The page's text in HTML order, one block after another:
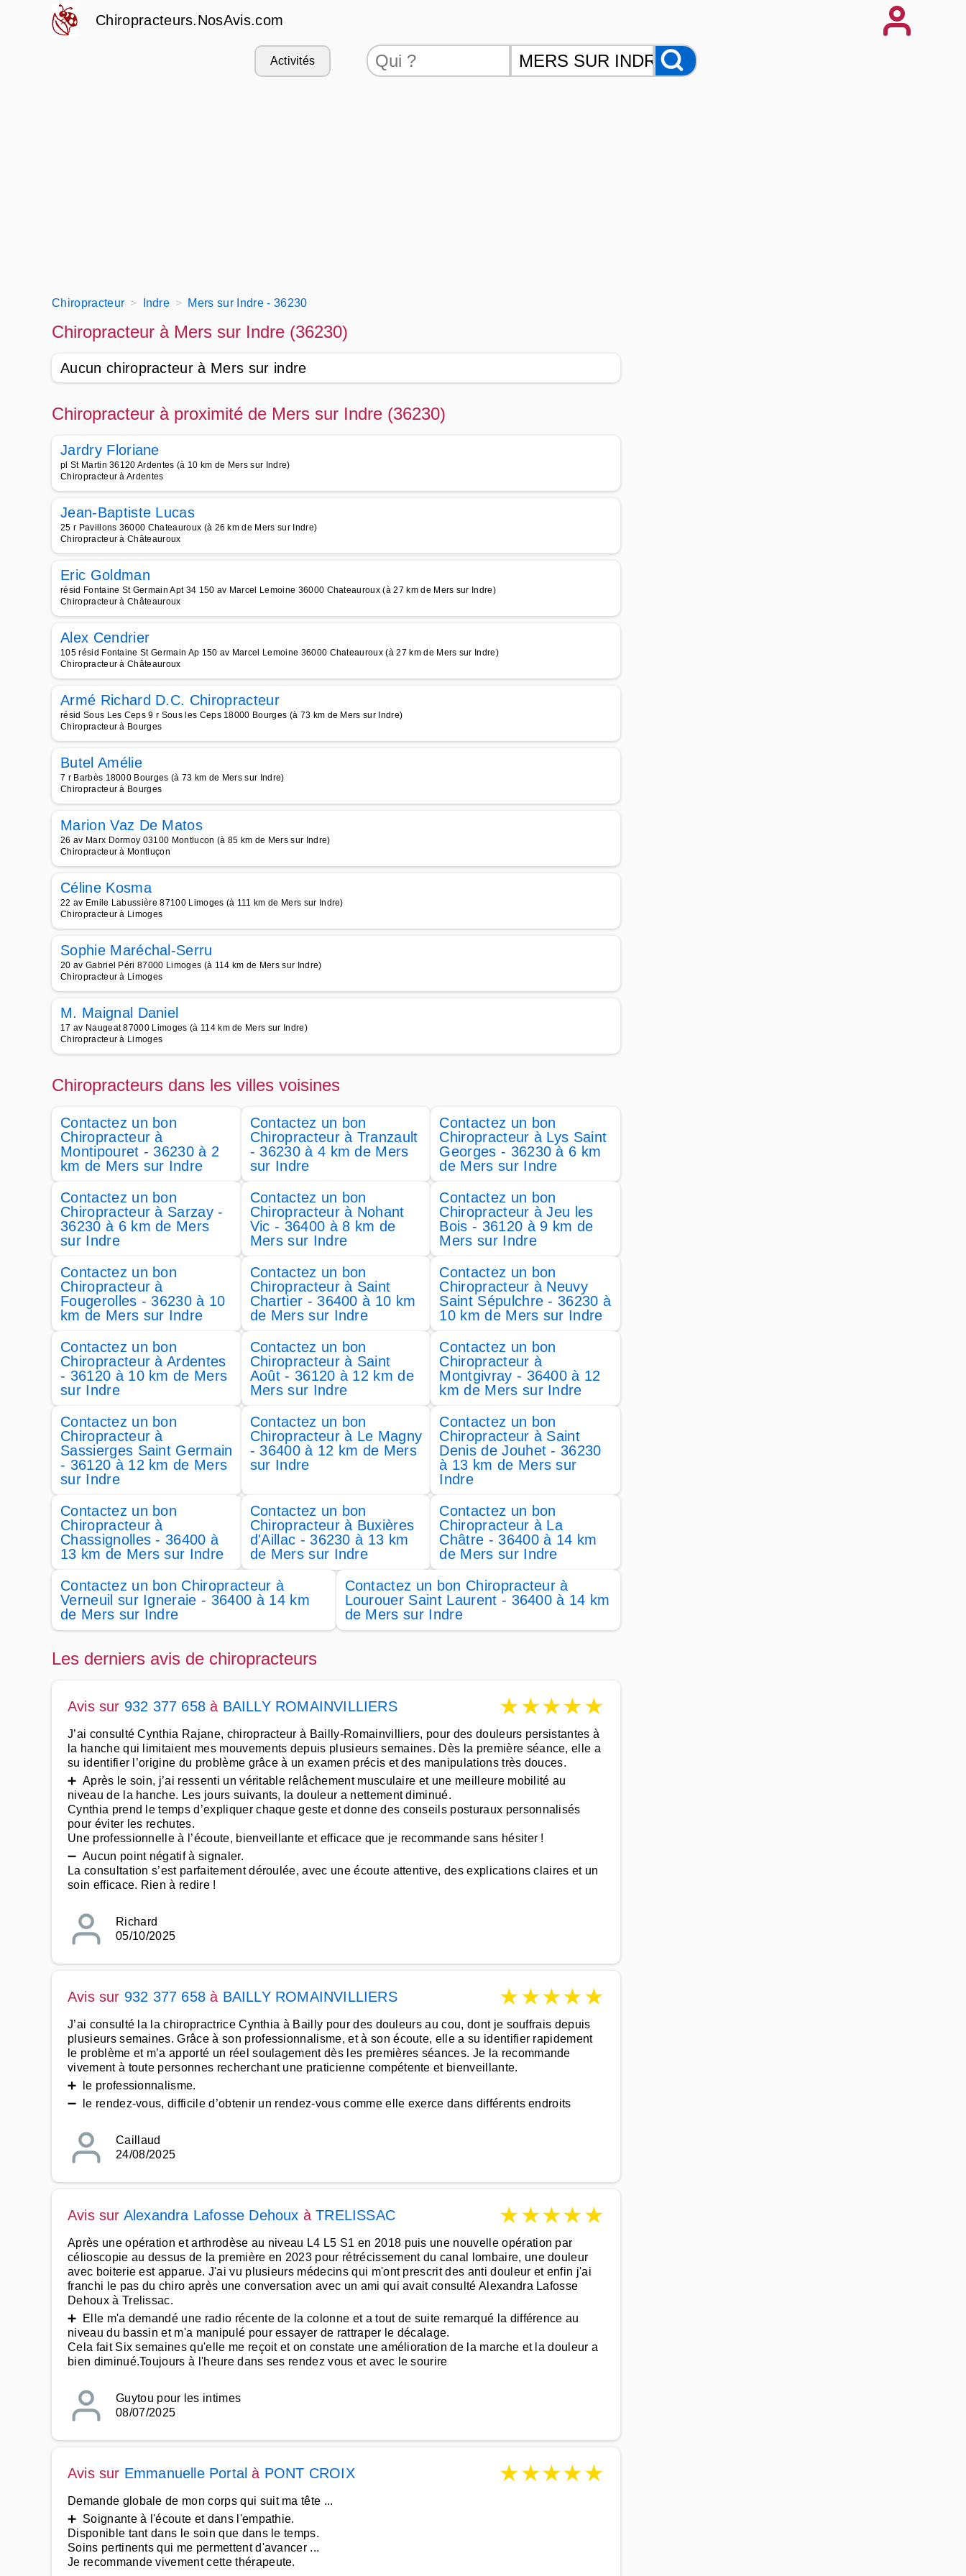
Chiropracteurs.NosAvis.com
Activités
Chiropracteur Indre Mers sur Indre - 36230
Chiropracteur à Mers sur Indre (36230)
Aucun chiropracteur à Mers sur indre
Chiropracteur à proximité de Mers sur Indre (36230)
Jardry Floriane
pl St Martin 36120 Ardentes (à 10 km de Mers sur Indre)
Chiropracteur à Ardentes
Jean-Baptiste Lucas
25 r Pavillons 36000 Chateauroux (à 26 km de Mers sur Indre)
Chiropracteur à Châteauroux
Eric Goldman
résid Fontaine St Germain Apt 34 150 av Marcel Lemoine 36000 Chateauroux (à 27 km de Mers sur Indre)
Chiropracteur à Châteauroux
Alex Cendrier
105 résid Fontaine St Germain Ap 150 av Marcel Lemoine 36000 Chateauroux (à 27 km de Mers sur Indre)
Chiropracteur à Châteauroux
Armé Richard D.C. Chiropracteur
résid Sous Les Ceps 9 r Sous les Ceps 18000 Bourges (à 73 km de Mers sur Indre)
Chiropracteur à Bourges
Butel Amélie
7 r Barbès 18000 Bourges (à 73 km de Mers sur Indre)
Chiropracteur à Bourges
Marion Vaz De Matos
26 av Marx Dormoy 03100 Montlucon (à 85 km de Mers sur Indre)
Chiropracteur à Montluçon
Céline Kosma
22 av Emile Labussière 87100 Limoges (à 111 km de Mers sur Indre)
Chiropracteur à Limoges
Sophie Maréchal-Serru
20 av Gabriel Péri 87000 Limoges (à 114 km de Mers sur Indre)
Chiropracteur à Limoges
M. Maignal Daniel
17 av Naugeat 87000 Limoges (à 114 km de Mers sur Indre)
Chiropracteur à Limoges
Chiropracteurs dans les villes voisines
Contactez un bon
Chiropracteur à
Montipouret - 36230 à 2
km de Mers sur Indre
Contactez un bon
Chiropracteur à Tranzault
- 36230 à 4 km de Mers
sur Indre
Contactez un bon
Chiropracteur à Lys Saint
Georges - 36230 à 6 km
de Mers sur Indre
Contactez un bon
Chiropracteur à Sarzay -
36230 à 6 km de Mers
sur Indre
Contactez un bon
Chiropracteur à Nohant
Vic - 36400 à 8 km de
Mers sur Indre
Contactez un bon
Chiropracteur à Jeu les
Bois - 36120 à 9 km de
Mers sur Indre
Contactez un bon
Chiropracteur à
Fougerolles - 36230 à 10
km de Mers sur Indre
Contactez un bon
Chiropracteur à Saint
Chartier - 36400 à 10 km
de Mers sur Indre
Contactez un bon
Chiropracteur à Neuvy
Saint Sépulchre - 36230 à
10 km de Mers sur Indre
Contactez un bon
Chiropracteur à Ardentes
- 36120 à 10 km de Mers
sur Indre
Contactez un bon
Chiropracteur à Saint
Août - 36120 à 12 km de
Mers sur Indre
Contactez un bon
Chiropracteur à
Montgivray - 36400 à 12
km de Mers sur Indre
Contactez un bon
Chiropracteur à
Sassierges Saint Germain
- 36120 à 12 km de Mers
sur Indre
Contactez un bon
Chiropracteur à Le Magny
- 36400 à 12 km de Mers
sur Indre
Contactez un bon
Chiropracteur à Saint
Denis de Jouhet - 36230
à 13 km de Mers sur
Indre
Contactez un bon
Chiropracteur à
Chassignolles - 36400 à
13 km de Mers sur Indre
Contactez un bon
Chiropracteur à Buxières
d'Aillac - 36230 à 13 km
de Mers sur Indre
Contactez un bon
Chiropracteur à La
Châtre - 36400 à 14 km
de Mers sur Indre
Contactez un bon Chiropracteur à
Verneuil sur Igneraie - 36400 à 14 km
de Mers sur Indre
Contactez un bon Chiropracteur à
Lourouer Saint Laurent - 36400 à 14 km
de Mers sur Indre
Les derniers avis de chiropracteurs
Avis sur 932 377 658 à BAILLY ROMAINVILLIERS ★★★★★
J’ai consulté Cynthia Rajane, chiropracteur à Bailly-Romainvilliers, pour des douleurs persistantes à
la hanche qui limitaient mes mouvements depuis plusieurs semaines. Dès la première séance, elle a
su identifier l’origine du problème grâce à un examen précis et des manipulations très douces.
➕ Après le soin, j’ai ressenti un véritable relâchement musculaire et une meilleure mobilité au
niveau de la hanche. Les jours suivants, la douleur a nettement diminué.
Cynthia prend le temps d’expliquer chaque geste et donne des conseils posturaux personnalisés
pour éviter les rechutes.
Une professionnelle à l’écoute, bienveillante et efficace que je recommande sans hésiter !
➖ Aucun point négatif à signaler.
La consultation s’est parfaitement déroulée, avec une écoute attentive, des explications claires et un
soin efficace. Rien à redire !
Richard
05/10/2025
Avis sur 932 377 658 à BAILLY ROMAINVILLIERS ★★★★★
J’ai consulté la la chiropractrice Cynthia à Bailly pour des douleurs au cou, dont je souffrais depuis
plusieurs semaines. Grâce à son professionnalisme, et à son écoute, elle a su identifier rapidement
le problème et m’a apporté un réel soulagement dès les premières séances. Je la recommande
vivement à toute personnes recherchant une praticienne compétente et bienveillante.
➕ le professionnalisme.
➖ le rendez-vous, difficile d’obtenir un rendez-vous comme elle exerce dans différents endroits
Caillaud
24/08/2025
Avis sur Alexandra Lafosse Dehoux àTRELISSAC ★★★★★
Après une opération et arthrodèse au niveau L4 L5 S1 en 2018 puis une nouvelle opération par
célioscopie au dessus de la première en 2023 pour rétrécissement du canal lombaire, une douleur
avec boiterie est apparue. J'ai vu plusieurs médecins qui m'ont prescrit des anti douleur et enfin j'ai
franchi le pas du chiro après une conversation avec un ami qui avait consulté Alexandra Lafosse
Dehoux à Trelissac.
➕ Elle m'a demandé une radio récente de la colonne et a tout de suite remarqué la différence au
niveau du bassin et m'a manipulé pour essayer de rattraper le décalage.
Cela fait Six semaines qu'elle me reçoit et on constate une amélioration de la marche et la douleur a
bien diminué.Toujours à l'heure dans ses rendez vous et avec le sourire
Guytou pour les intimes
08/07/2025
Avis sur Emmanuelle Portal à PONT CROIX ★★★★★
Demande globale de mon corps qui suit ma tête ...
➕ Soignante à l'écoute et dans l'empathie.
Disponible tant dans le soin que dans le temps.
Soins pertinents qui me permettent d'avancer ...
Je recommande vivement cette thérapeute.